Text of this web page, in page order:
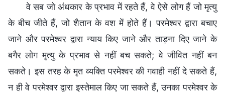
वे सब जो अंधकार के प्रभाव में रहते हैं, वे ऐसे लोग हैं जो मृत्यु
के बीच जीते हैं, जो शैतान के वश में होते हैं। परमेश्वर द्वारा बचाए
जाने और परमेश्वर द्वारा न्याय किए जाने और ताड़ना दिए जाने के
बगैर लोग मृत्यु के प्रभाव से नहीं बच सकते; वे जीवित नहीं बन
सकते। इस तरह के मृत व्यक्ति परमेश्वर की गवाही नहीं दे सकते हैं,
न ही वे परमेश्वर द्वारा इस्तेमाल किए जा सकते हैं, उनका परमेश्वर के